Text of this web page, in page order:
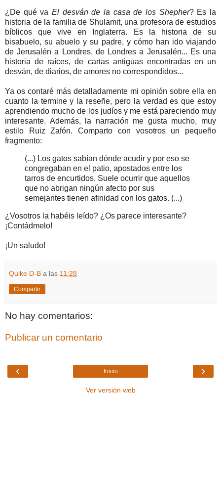
¿De qué va El desván de la casa de los Shepher? Es la
historia de la familia de Shulamit, una profesora de estudios
bíblicos que vive en Inglaterra. Es la historia de su
bisabuelo, su abuelo y su padre, y cómo han ido viajando
de Jerusalén a Londres, de Londres a Jerusalén... Es una
historia de raíces, de cartas antiguas encontradas en un
desván, de diarios, de amores no correspondidos...
Ya os contaré más detalladamente mi opinión sobre ella en
cuanto la termine y la reseñe, pero la verdad es que estoy
aprendiendo mucho de los judíos y me está pareciendo muy
interesante. Además, la narración me gusta mucho, muy
estilo Ruiz Zafón. Comparto con vosotros un pequeño
fragmento:
(...) Los gatos sabían dónde acudir y por eso se
congregaban en el patio, apostados entre los
tarros de encurtidos. Suele ocurrir que aquellos
que no abrigan ningún afecto por sus
semejantes tienen afinidad con los gatos. (...)
¿Vosotros la habéis leído? ¿Os parece interesante?
¡Contádmelo!
¡Un saludo!
Quike D-B a las 11:28
Compartir
No hay comentarios:
Publicar un comentario
‹ ›
Inicio
Ver versión web